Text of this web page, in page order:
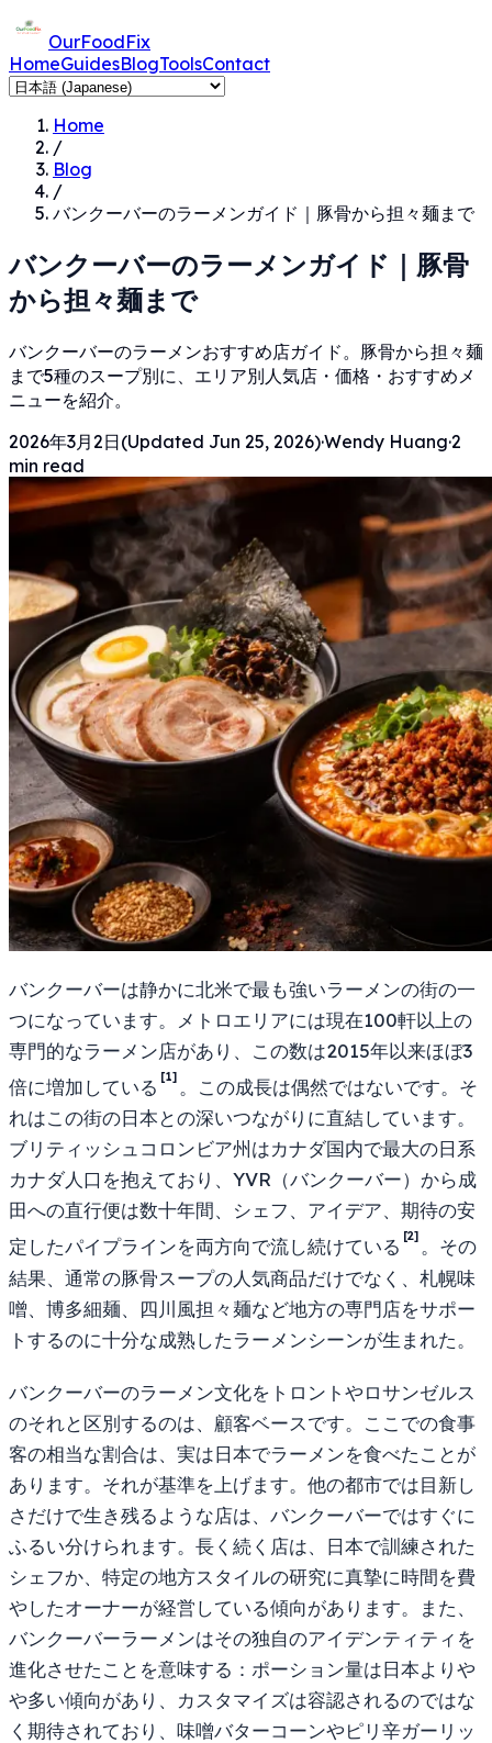
OurFoodFix
HomeGuidesBlogToolsContact
Home
/
Blog
/
バンクーバーのラーメンガイド｜豚骨から担々麺まで
バンクーバーのラーメンガイド｜豚骨
から担々麺まで
バンクーバーのラーメンおすすめ店ガイド。豚骨から担々麺
まで5種のスープ別に、エリア別人気店・価格・おすすめメ
ニューを紹介。
2026年3月2日(Updated Jun 25, 2026)·Wendy Huang·2
min read
バンクーバーは静かに北米で最も強いラーメンの街の一
つになっています。メトロエリアには現在100軒以上の
専門的なラーメン店があり、この数は2015年以来ほぼ3
倍に増加している [1] 。この成長は偶然ではないです。そ
れはこの街の日本との深いつながりに直結しています。
ブリティッシュコロンビア州はカナダ国内で最大の日系
カナダ人口を抱えており、YVR（バンクーバー）から成
田への直行便は数十年間、シェフ、アイデア、期待の安
定したパイプラインを両方向で流し続けている [2] 。その
結果、通常の豚骨スープの人気商品だけでなく、札幌味
噌、博多細麺、四川風担々麺など地方の専門店をサポー
トするのに十分な成熟したラーメンシーンが生まれた。
バンクーバーのラーメン文化をトロントやロサンゼルス
のそれと区別するのは、顧客ベースです。ここでの食事
客の相当な割合は、実は日本でラーメンを食べたことが
あります。それが基準を上げます。他の都市では目新し
さだけで生き残るような店は、バンクーバーではすぐに
ふるい分けられます。長く続く店は、日本で訓練された
シェフか、特定の地方スタイルの研究に真摯に時間を費
やしたオーナーが経営している傾向があります。また、
バンクーバーラーメンはその独自のアイデンティティを
進化させたことを意味する：ポーション量は日本よりや
や多い傾向があり、カスタマイズは容認されるのではな
く期待されており、味噌バターコーンやピリ辛ガーリッ